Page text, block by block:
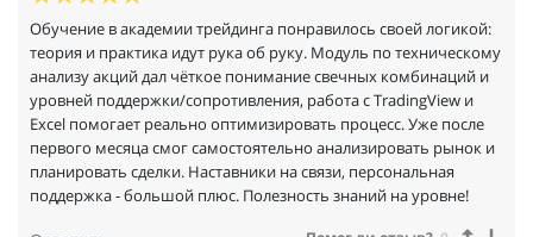
Обучение в академии трейдинга понравилось своей логикой:
теория и практика идут рука об руку. Модуль по техническому
анализу акций дал чёткое понимание свечных комбинаций и
уровней поддержки/сопротивления, работа с TradingView и
Excel помогает реально оптимизировать процесс. Уже после
первого месяца смог самостоятельно анализировать рынок и
планировать сделки. Наставники на связи, персональная
поддержка - большой плюс. Полезность знаний на уровне!